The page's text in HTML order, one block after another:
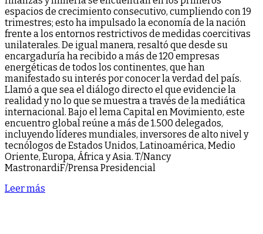
espacios de crecimiento consecutivo, cumpliendo con 19
trimestres; esto ha impulsado la economía de la nación
frente a los entornos restrictivos de medidas coercitivas
unilaterales. De igual manera, resaltó que desde su
encargaduría ha recibido a más de 120 empresas
energéticas de todos los continentes, que han
manifestado su interés por conocer la verdad del país.
Llamó a que sea el diálogo directo el que evidencie la
realidad y no lo que se muestra a través de la mediática
internacional. Bajo el lema Capital en Movimiento, este
encuentro global reúne a más de 1.500 delegados,
incluyendo líderes mundiales, inversores de alto nivel y
tecnólogos de Estados Unidos, Latinoamérica, Medio
Oriente, Europa, África y Asia. T/Nancy
MastronardiF/Prensa Presidencial
Leer más